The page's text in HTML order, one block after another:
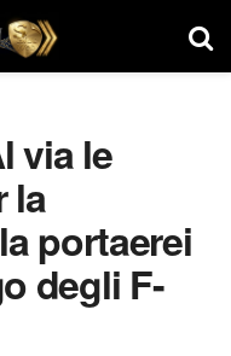
via le
la
portaerei
degli F-